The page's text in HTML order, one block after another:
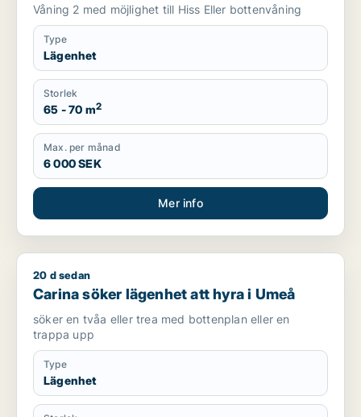
Våning 2 med möjlighet till Hiss Eller bottenvåning
Type
Lägenhet
Storlek
65 - 70 m2
Max. per månad
6 000 SEK
Mer info
Carina söker lägenhet att hyra i Umeå
20 d sedan
Carina söker lägenhet att hyra i Umeå
söker en tvåa eller trea med bottenplan eller en
trappa upp
Type
Lägenhet